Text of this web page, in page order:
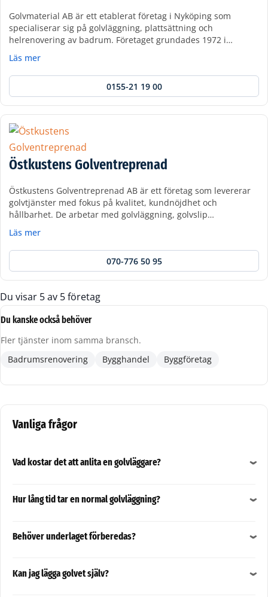
Golvmaterial AB är ett etablerat företag i Nyköping som
specialiserar sig på golvläggning, plattsättning och
helrenovering av badrum. Företaget grundades 1972 i…
Läs mer
0155-21 19 00
Östkustens Golventreprenad
Östkustens Golventreprenad AB är ett företag som levererar
golvtjänster med fokus på kvalitet, kundnöjdhet och
hållbarhet. De arbetar med golvläggning, golvslip…
Läs mer
070-776 50 95
Du visar 5av 5företag
Du kanske också behöver
Fler tjänster inom samma bransch.
Badrumsrenovering
Bygghandel Byggföretag
Vanliga frågor
Vad kostar det att anlita en golvläggare?
Hur lång tid tar en normal golvläggning?
Behöver underlaget förberedas?
Kan jag lägga golvet själv?